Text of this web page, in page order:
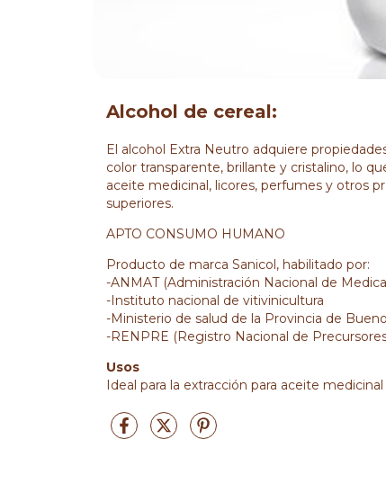
Alcohol de cereal:
El alcohol Extra Neutro adquiere
color transparente, brillante y cristalino, lo
aceite medicinal, licores, perfumes y otros
superiores.
APTO CONSUMO HUMANO
Producto de marca Sanicol, habilitado por:
-ANMAT (Administración Nacional de
-Instituto nacional de vitivinicultura
-Ministerio de salud de la Provincia de
-RENPRE (Registro Nacional de
Usos
Ideal para la extracción para aceite